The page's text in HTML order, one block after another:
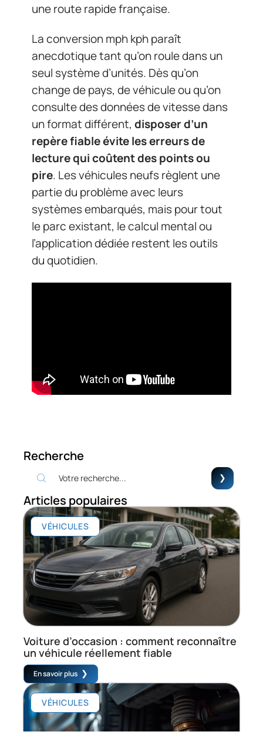
une route rapide française.
La conversion mph kph paraît
anecdotique tant qu’on roule dans un
seul système d’unités. Dès qu’on
change de pays, de véhicule ou qu’on
consulte des données de vitesse dans
un format différent, disposer d’un
repère fiable évite les erreurs de
lecture qui coûtent des points ou
pire. Les véhicules neufs règlent une
partie du problème avec leurs
systèmes embarqués, mais pour tout
le parc existant, le calcul mental ou
l’application dédiée restent les outils
du quotidien.
Recherche
Articles populaires
VÉHICULES
Voiture d’occasion : comment reconnaître
un véhicule réellement fiable
En savoir plus
VÉHICULES